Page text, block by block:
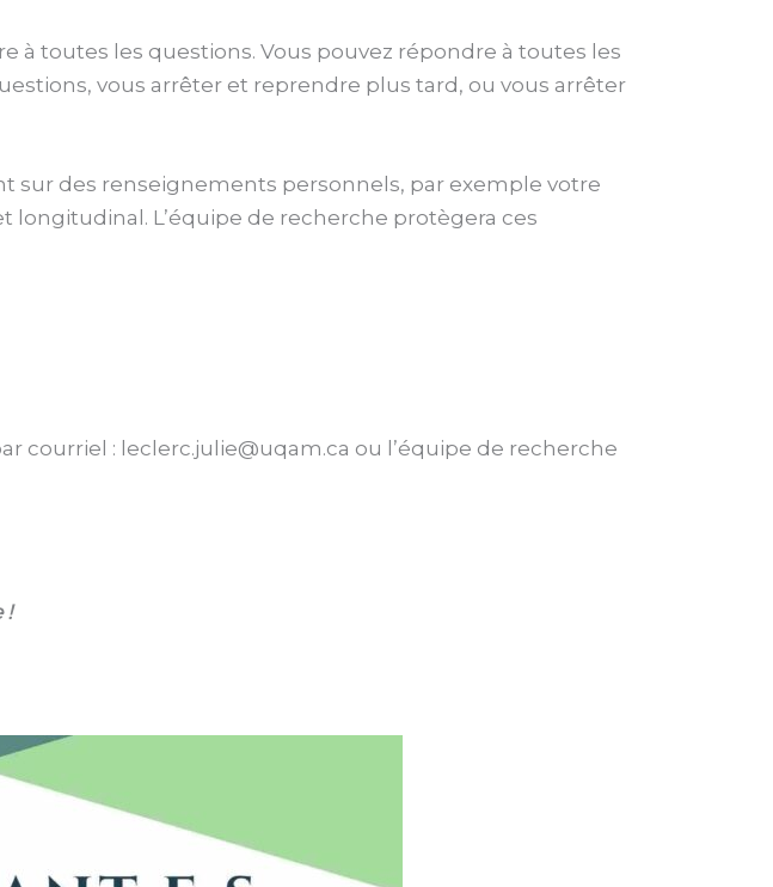
à toutes les questions. Vous pouvez répondre à toutes les
vous arrêter et reprendre plus tard, ou vous arrêter
sur des renseignements personnels, par exemple votre
longitudinal. L’équipe de recherche protègera ces
courriel : leclerc.julie@uqam.ca ou l’équipe de recherche
!